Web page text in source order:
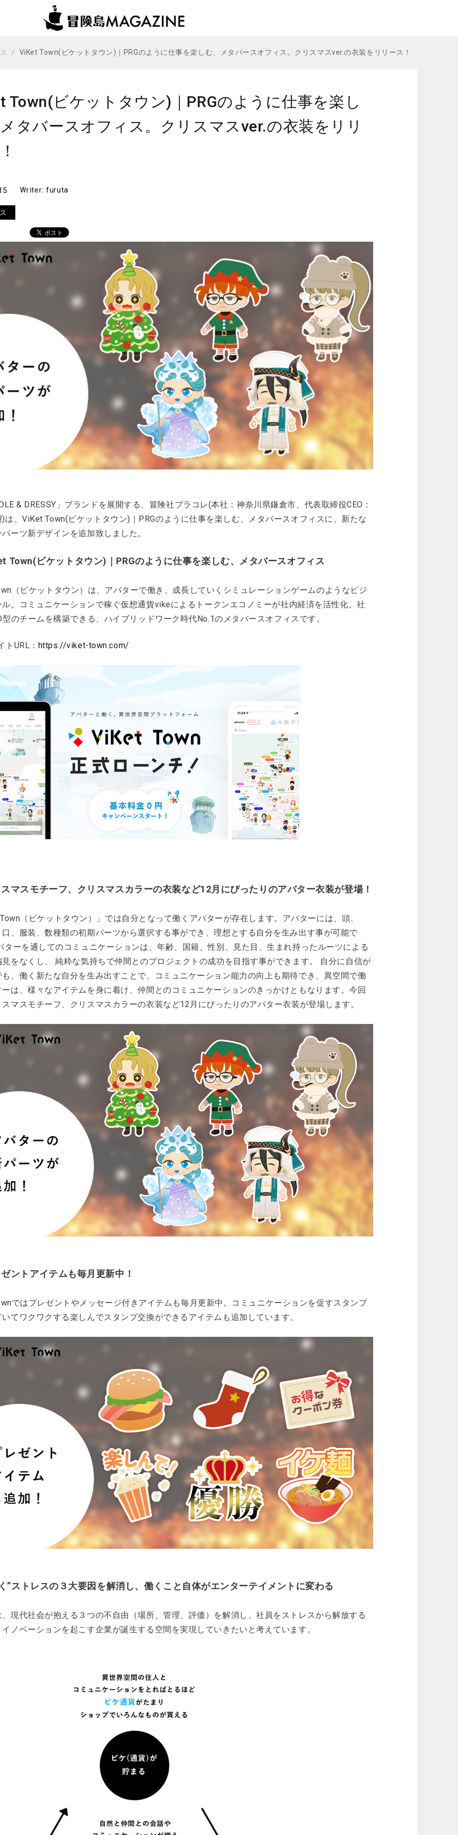
ViKet Town(ビケットタウン)｜PRGのように仕事を楽しむ、メタバースオフィス。クリスマスver.の衣装をリリース！
Town(ビケットタウン)｜PRGのように仕事を楽し
タバースオフィス。クリスマスver.の衣装をリリ
Writer:furuta
& DRESSY」ブランドを展開する、冒険社プラコレ(本社：神奈川県鎌倉市、代表取締役CEO：
は、ViKet Town(ビケットタウン)｜PRGのように仕事を楽しむ、メタバースオフィスに、新たな
ーツ新デザインを追加致しました。
Town(ビケットタウン)｜PRGのように仕事を楽しむ、メタバースオフィス
（ビケットタウン）は、アバターで働き、成長していくシミュレーションゲームのようなビジ
。コミュニケーションで稼ぐ仮想通貨vikeによるトークンエコノミーが社内経済を活性化。社
型のチームを構築できる、ハイブリッドワーク時代No.1のメタバースオフィスです。
トURL： https://viket-town.com/
マスモチーフ、クリスマスカラーの衣装など12月にぴったりのアバター衣装が登場！
（ビケットタウン）」では自分となって働くアバターが存在します。アバターには、頭、
、服装、数種類の初期パーツから選択する事ができ、理想とする自分を生み出す事が可能で
ターを通してのコミュニケーションは、年齢、国籍、性別、見た目、生まれ持ったルーツによる
をなくし、 純粋な気持ちで仲間とのプロジェクトの成功を目指す事ができます。 自分に自信が
、働く新たな自分を生み出すことで、コミュニケーション能力の向上も期待でき、異空間で働
は、様々なアイテムを身に着け、仲間とのコミュニケーションのきっかけともなります。今回
マスモチーフ、クリスマスカラーの衣装など12月にぴったりのアバター衣装が登場します。
ントアイテムも毎月更新中！
ではプレゼントやメッセージ付きアイテムも毎月更新中。コミュニケーションを促すスタンプ
てワクワクする楽しんでスタンプ交換ができるアイテムも追加しています。
”ストレスの３大要因を解消し、働くこと自体がエンターテイメントに変わる
現代社会が抱える３つの不自由（場所、管理、評価）を解消し、社員をストレスから解放する
ノベーションを起こす企業が誕生する空間を実現していきたいと考えています。